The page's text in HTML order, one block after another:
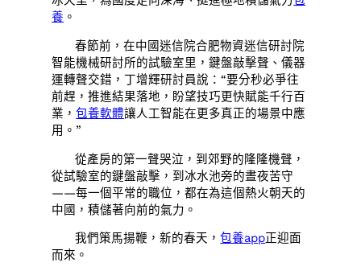
養 。
春節前，在中國迷信院合肥物資迷信研討院
智能機械研討所的試驗室里，鍵盤敲擊聲、儀器
運轉聲交錯，丁增輝研討員說：“要分秒必爭往
前趕，推進結果落地，盼望技巧更快賦能千行百
業，包養軟體讓人工智能在更多真正的場景中應
用。”
從產房的第一聲哭泣，到郊野的隆隆機聲，
從試驗室的鍵盤敲擊，到冰水池旁的晝夜苦守
——每一個平常的職位，都在為這個熱火朝天的
中國，積儲著向前的氣力。
我們策馬揚鞭，新的春天，包養app正迎面
而來。